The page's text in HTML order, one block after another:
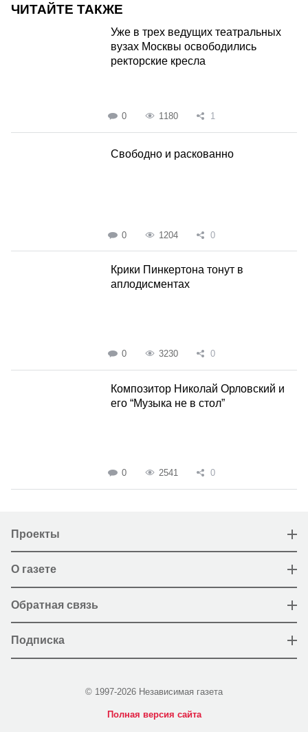
ЧИТАЙТЕ ТАКЖЕ
Уже в трех ведущих театральных
вузах Москвы освободились
ректорские кресла
0 1180 1
Свободно и раскованно
0 1204 0
Крики Пинкертона тонут в
аплодисментах
0 3230 0
Композитор Николай Орловский и
его “Музыка не в стол”
0 2541 0
Проекты
О газете
Обратная связь
Подписка
© 1997-2026 Независимая газета
Полная версия сайта